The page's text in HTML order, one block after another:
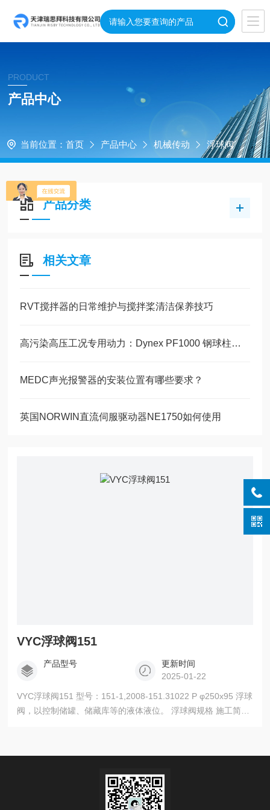
PRODUCT
产品中心
当前位置： 首页 产品中心 机械传动 浮球阀
产品分类
相关文章
RVT搅拌器的日常维护与搅拌桨清洁保养技巧
高污染高压工况专用动力：Dynex PF1000 钢球柱塞泵耐污结构技术解析
MEDC声光报警器的安装位置有哪些要求？
英国NORWIN直流伺服驱动器NE1750如何使用
VYC浮球阀151
产品型号
更新时间
2025-01-22
VYC浮球阀151 型号：151-1,2008-151.31022 P φ250x95 浮球
阀，以控制储罐、储藏库等的液体液位。 浮球阀规格 施工简
经过的测试。每个部件都编号、登记和检验。如果事先提出要